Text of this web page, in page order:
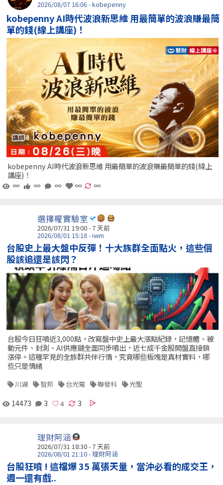
2026/08/07 16:06 - kobepenny
kobepenny AI時代波浪新思維 用最簡單的波浪賺最簡
單的錢(線上講座)！
kobepenny AI時代波浪新思維 用最簡單的波浪賺最簡單的錢(線上
講座)！
∞
∞ ∞ ∞ ∞
選擇權實驗室
2026/07/31 19:00 - 7 天前
2026/08/01 15:18 - iwm
台股史上最大盤中反彈！十大族群全面點火，這些個
股該追還是該閃？
台股今日狂噴近3,000點，改寫盤中史上最大漲點紀錄，記憶體、被
動元件、封測、AI供應鏈全面同步噴出，近七成千金股開盤直接鎖
漲停。這種罕見的全族群共伴行情，究竟哪些板塊是真材實料，哪
些只是情緒
川湖 智邦 台光電 聯發科 光聖
14473 3 3
理財阿涵
2026/07/31 18:30 - 7 天前
2026/08/01 21:10 - 理財阿涵
台股狂噴 ! 這檔爆 35 萬張天量，當沖必看的成交王，
週一還有戲..